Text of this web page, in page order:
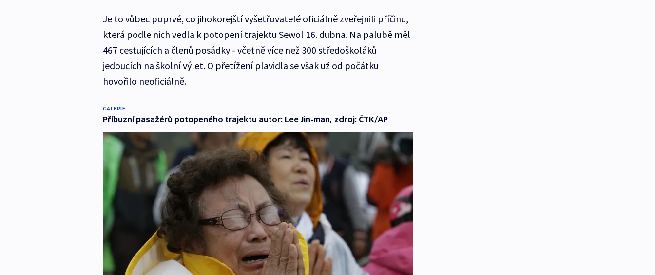
Je to vůbec poprvé, co jihokorejští vyšetřovatelé oficiálně zveřejnili příčinu,
která podle nich vedla k potopení trajektu Sewol 16. dubna. Na palubě měl
467 cestujících a členů posádky - včetně více než 300 středoškoláků
jedoucích na školní výlet. O přetížení plavidla se však už od počátku
hovořilo neoficiálně.
GALERIE
Příbuzní pasažérů potopeného trajektu autor: Lee Jin-man, zdroj: ČTK/AP